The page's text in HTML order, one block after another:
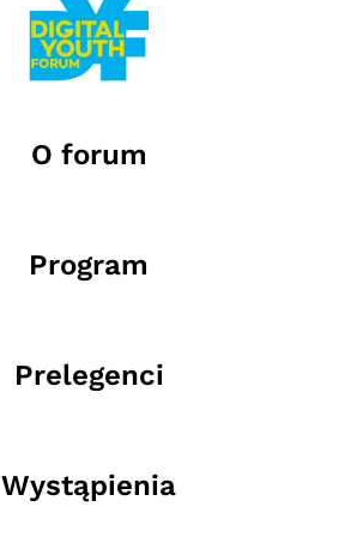
O forum
Program
Prelegenci
Wystąpienia